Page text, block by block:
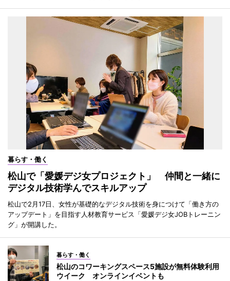
暮らす・働く
松山で「愛媛デジ女プロジェクト」 仲間と一緒に
デジタル技術学んでスキルアップ
松山で2月17日、女性が基礎的なデジタル技術を身につけて「働き方の
アップデート」を目指す人材教育サービス「愛媛デジ女JOBトレーニン
グ」が開講した。
暮らす・働く
松山のコワーキングスペース5施設が無料体験利用
ウイーク オンラインイベントも